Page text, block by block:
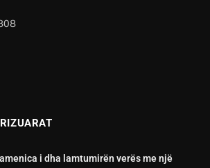
i dha lamtumirën verës me një